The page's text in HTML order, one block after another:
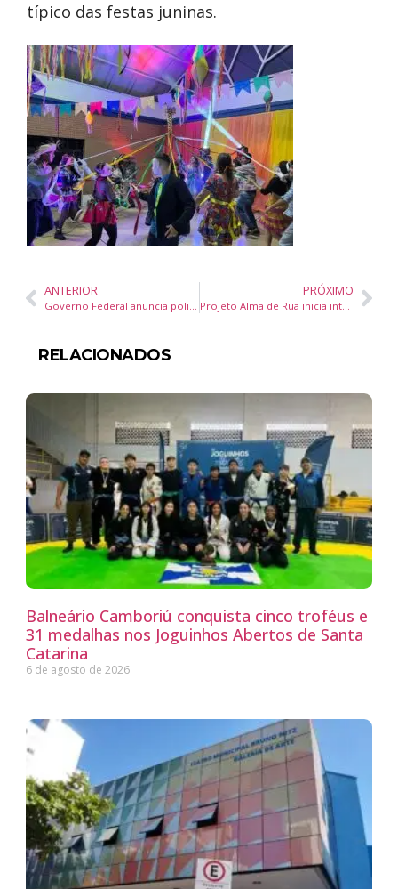
típico das festas juninas.
ANTERIOR
Governo Federal anuncia policlínicas, entrega de veículos e investimento de R$ 309 milhões na saúde de Santa Catarina
PRÓXIMO
Projeto Alma de Rua inicia intervenções artísticas em Itajaí com galeria a céu aberto no Porto da cidade
RELACIONADOS
Balneário Camboriú conquista cinco troféus e
31 medalhas nos Joguinhos Abertos de Santa
Catarina
6 de agosto de 2026